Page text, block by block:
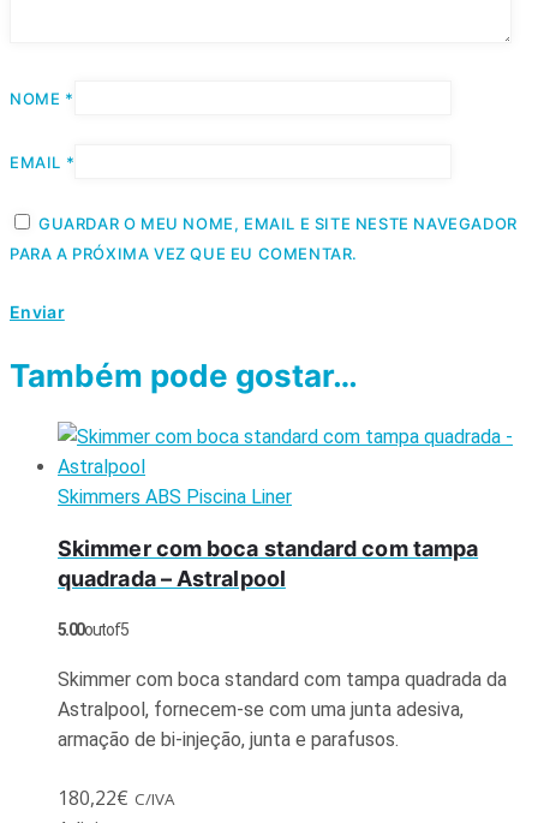
NOME *
EMAIL *
GUARDAR O MEU NOME, EMAIL E SITE NESTE NAVEGADOR
PARA A PRÓXIMA VEZ QUE EU COMENTAR.
Também pode gostar…
Skimmers ABS Piscina Liner
Skimmer com boca standard com tampa
quadrada – Astralpool
5.00out of 5
Skimmer com boca standard com tampa quadrada da
Astralpool, fornecem-se com uma junta adesiva,
armação de bi-injeção, junta e parafusos.
180,22€ C/IVA